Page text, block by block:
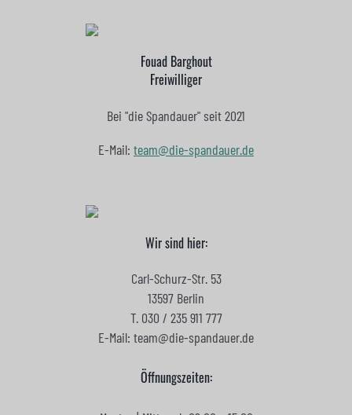
Fouad Barghout
Freiwilliger
Bei "die Spandauer" seit 2021
E-Mail: team@die-spandauer.de
Wir sind hier:
Carl-Schurz-Str. 53
13597 Berlin
T. 030 / 235 911 777
E-Mail: team@die-spandauer.de
Öffnungszeiten: